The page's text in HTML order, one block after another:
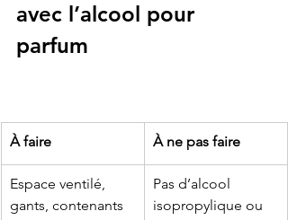
avec l’alcool pour
parfum
À faire À ne pas faire
Espace ventilé,
gants, contenants
Pas d’alcool
isopropylique ou